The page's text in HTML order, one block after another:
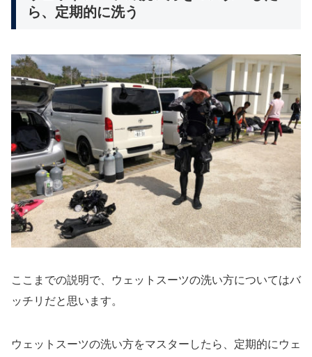
ら、定期的に洗う
ここまでの説明で、ウェットスーツの洗い方についてはバ
ッチリだと思います。
ウェットスーツの洗い方をマスターしたら、定期的にウェ